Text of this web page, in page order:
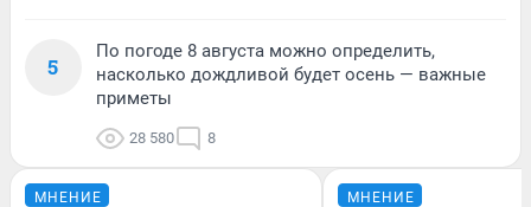
5
По погоде 8 августа можно определить,
насколько дождливой будет осень — важные
приметы
28 580 8
МНЕНИЕ МНЕНИЕ